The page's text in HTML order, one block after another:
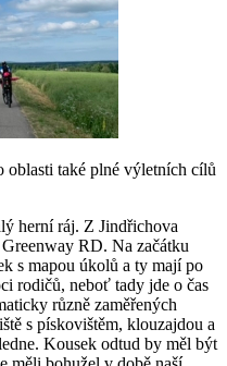
oblasti také plné výletních cílů
herní ráj. Z Jindřichova
RD. Na začátku
s mapou úkolů a ty mají po
rodičů, neboť tady jde o čas
různě zaměřených
s pískovištěm, klouzajdou a
Kousek odtud by měl být